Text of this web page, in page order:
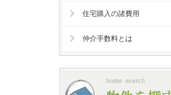
住宅購入の諸費用
仲介手数料とは